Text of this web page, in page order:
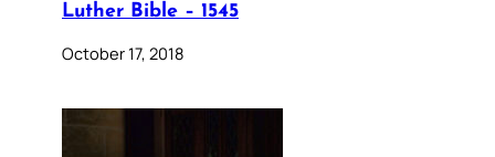
Luther Bible – 1545
October 17, 2018